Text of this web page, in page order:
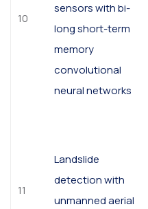
10
sensors with bi-
long short-term
memory
convolutional
neural networks
11
Landslide
detection with
unmanned aerial